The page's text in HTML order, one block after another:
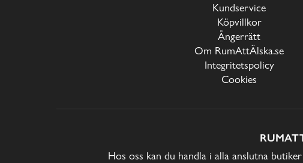
Kundservice
Köpvillkor
Ångerrätt
Om RumAttÄlska.se
Integritetspolicy
Cookies
Hos oss kan du handla i alla anslutna